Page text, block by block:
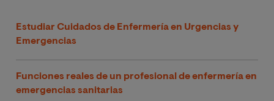
Estudiar Cuidados de Enfermería en Urgencias y
Emergencias
Funciones reales de un profesional de enfermería en
emergencias sanitarias